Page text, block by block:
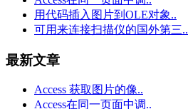
用代码插入图片到OLE对象..
可用来连接扫描仪的国外第三..
最新文章
Access 获取图片的像..
Access在同一页面中调..